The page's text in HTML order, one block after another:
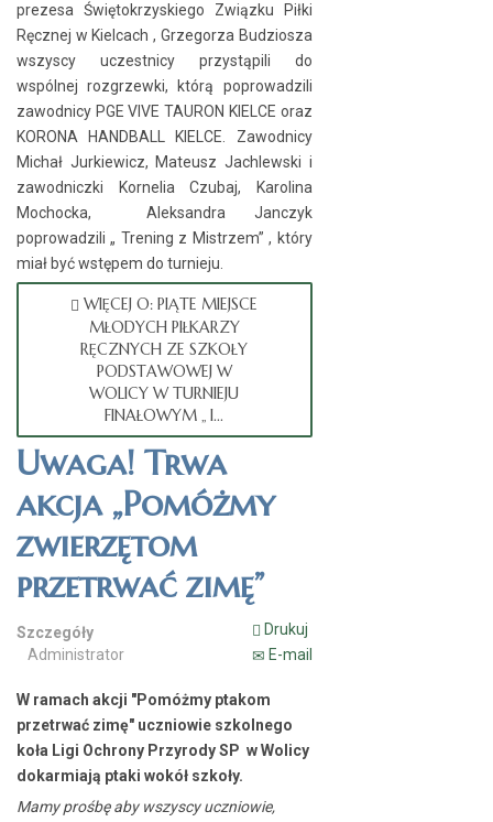
prezesa Świętokrzyskiego Związku Piłki
Ręcznej w Kielcach , Grzegorza Budziosza
wszyscy uczestnicy przystąpili do
wspólnej rozgrzewki, którą poprowadzili
zawodnicy PGE VIVE TAURON KIELCE oraz
KORONA HANDBALL KIELCE. Zawodnicy
Michał Jurkiewicz, Mateusz Jachlewski i
zawodniczki Kornelia Czubaj, Karolina
Mochocka, Aleksandra Janczyk
poprowadzili „ Trening z Mistrzem” , który
miał być wstępem do turnieju.
WIĘCEJ O: PIĄTE MIEJSCE
MŁODYCH PIŁKARZY
RĘCZNYCH ZE SZKOŁY
PODSTAWOWEJ W
WOLICY W TURNIEJU
FINAŁOWYM „ I...
Uwaga! Trwa
akcja „Pomóżmy
zwierzętom
przetrwać zimę”
Drukuj
E-mail
Szczegóły
Administrator
W ramach akcji "Pomóżmy ptakom
przetrwać zimę" uczniowie szkolnego
koła Ligi Ochrony Przyrody SP w Wolicy
dokarmiają ptaki wokół szkoły.
Mamy prośbę aby wszyscy uczniowie,